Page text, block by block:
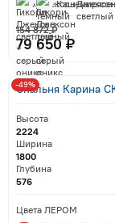
79 650 ₽
154 872 ₽
Спальня Карина
Высота
2224
Ширина
1800
Глубина
576
Цвета ЛЕРОМ
-49%